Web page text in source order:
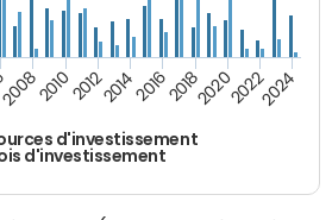
d'investissement
d'investissement
200820102012201420162018202020222024